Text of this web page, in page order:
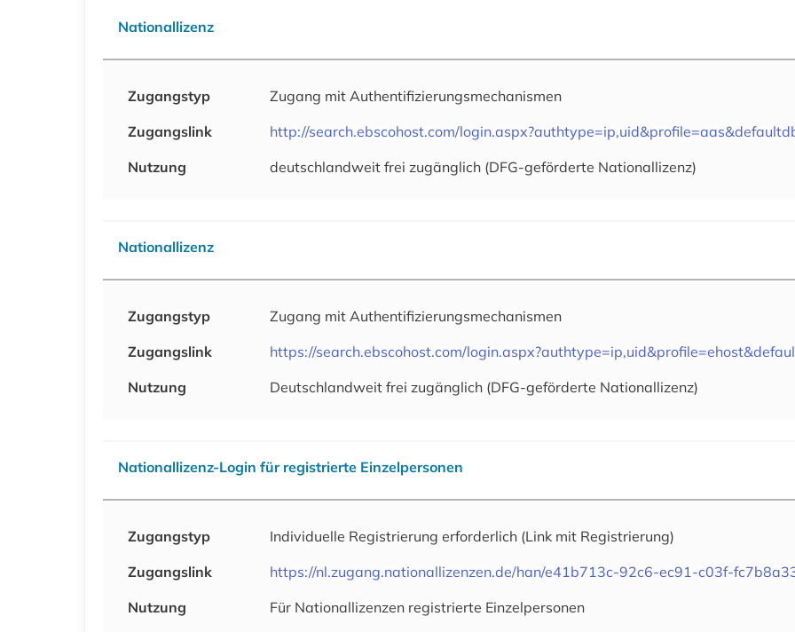
Nationallizenz
Zugangstyp
Zugang mit Authentifizierungsmechanismen
Zugangslink
http://search.ebscohost.com/
Nutzung
deutschlandweit frei zugänglich (DFG-geförderte Nationallizenz)
Nationallizenz
Zugangstyp
Zugang mit Authentifizierungsmechanismen
Zugangslink
https://search.ebscohost.com/
Nutzung
Deutschlandweit frei zugänglich (DFG-geförderte Nationallizenz)
Nationallizenz-Login für registrierte Einzelpersonen
Zugangstyp Individuelle Registrierung erforderlich (Link mit Registrierung)
Zugangslink
https://nl.zugang.nationallizenzen.de/han/e41b713c-92c6-ec91-c03f-
Nutzung
Für Nationallizenzen registrierte Einzelpersonen